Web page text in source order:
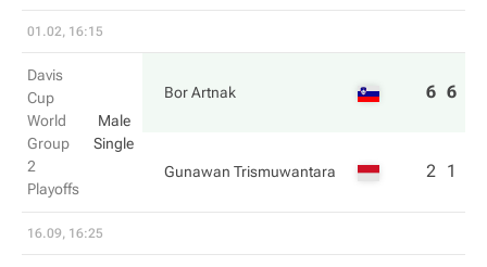
01.02, 16:15
Davis
Cup
World
Group
2
Playoffs
Male
Single
Bor Artnak 6 6
Gunawan Trismuwantara 2 1
16.09, 16:25